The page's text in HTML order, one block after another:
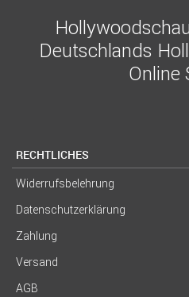
Deutschlands
Online
RECHTLICHES
Widerrufsbelehrung
Datenschutzerklärung
Zahlung
Versand
AGB